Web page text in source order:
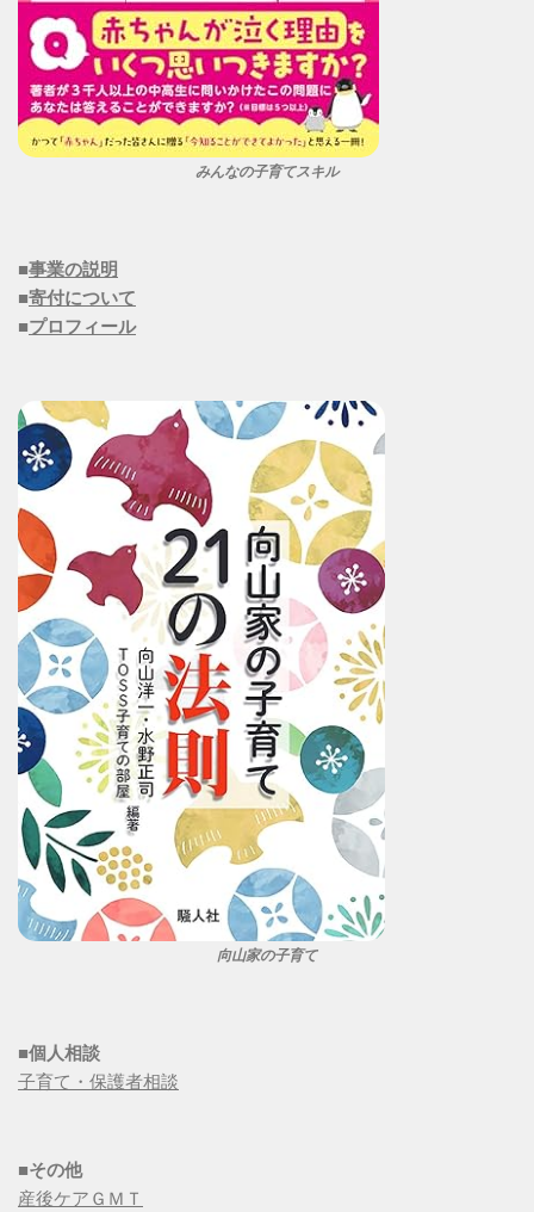
みんなの子育てスキル
■事業の説明
■寄付について
■プロフィール
向山家の子育て
■個人相談
子育て・保護者相談
■その他
産後ケアＧＭＴ